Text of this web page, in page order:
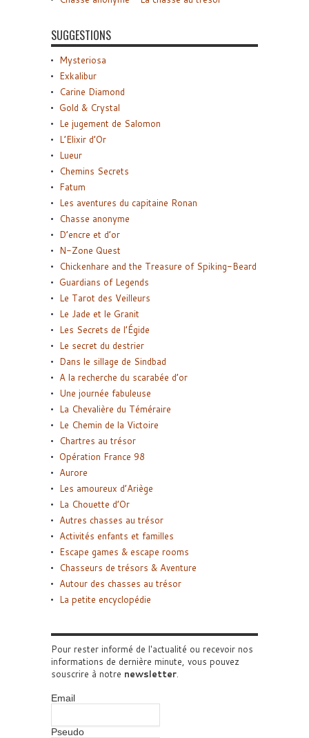
SUGGESTIONS
Mysteriosa
Exkalibur
Carine Diamond
Gold & Crystal
Le jugement de Salomon
L’Elixir d’Or
Lueur
Chemins Secrets
Fatum
Les aventures du capitaine Ronan
Chasse anonyme
D’encre et d’or
N-Zone Quest
Chickenhare and the Treasure of Spiking-Beard
Guardians of Legends
Le Tarot des Veilleurs
Le Jade et le Granit
Les Secrets de l’Égide
Le secret du destrier
Dans le sillage de Sindbad
A la recherche du scarabée d’or
Une journée fabuleuse
La Chevalière du Téméraire
Le Chemin de la Victoire
Chartres au trésor
Opération France 98
Aurore
Les amoureux d’Ariège
La Chouette d’Or
Autres chasses au trésor
Activités enfants et familles
Escape games & escape rooms
Chasseurs de trésors & Aventure
Autour des chasses au trésor
La petite encyclopédie
Pour rester informé de l'actualité ou recevoir nos
informations de dernière minute, vous pouvez
souscrire à notre newsletter
Email
Pseudo